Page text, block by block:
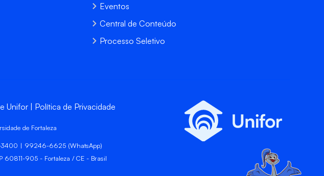
Eventos
Central de Conteúdo
Processo Seletivo
Unifor Política de Privacidade
de Fortaleza
3400 | 99246-6625 (WhatsApp)
60811-905 - Fortaleza / CE - Brasil